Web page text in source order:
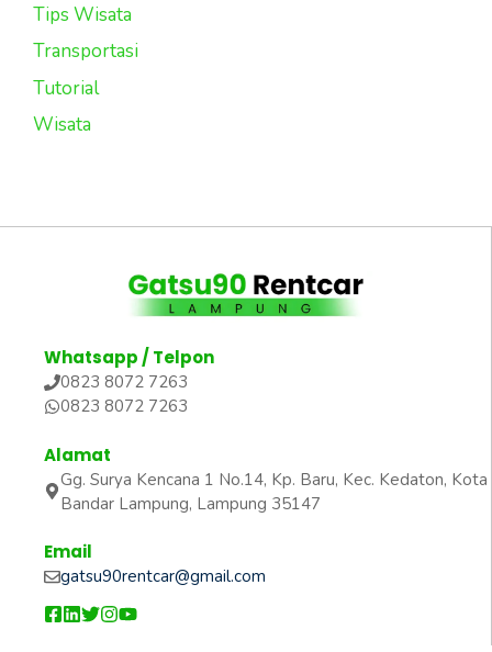
Tips Wisata
Transportasi
Tutorial
Wisata
Whatsapp / Telpon
0823 8072 7263
0823 8072 7263
Alamat
Gg. Surya Kencana 1 No.14, Kp. Baru, Kec. Kedaton, Kota
Bandar Lampung, Lampung 35147
Email
gatsu90rentcar@gmail.com